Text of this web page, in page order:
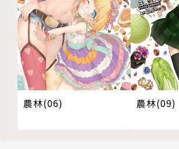
農林(06) 農林(09)